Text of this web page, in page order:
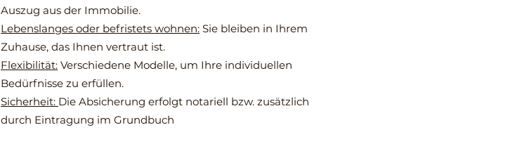
Auszug aus der Immobilie.
Lebenslanges oder befristets wohnen: Sie bleiben in Ihrem
Zuhause, das Ihnen vertraut ist.
Flexibilität: Verschiedene Modelle, um Ihre individuellen
Bedürfnisse zu erfüllen.
Sicherheit: Die Absicherung erfolgt notariell bzw. zusätzlich
durch Eintragung im Grundbuch